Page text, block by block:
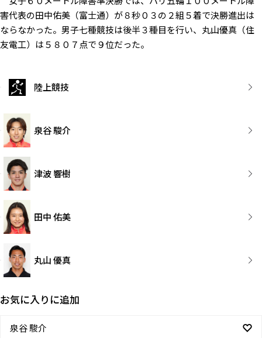
害代表の田中佑美（富士通）が８秒０３の２組５着で決勝進出は
ならなかった。男子七種競技は後半３種目を行い、丸山優真（住
友電工）は５８０７点で９位だった。
陸上競技
泉谷 駿介
津波 響樹
田中 佑美
丸山 優真
お気に入りに追加
泉谷 駿介